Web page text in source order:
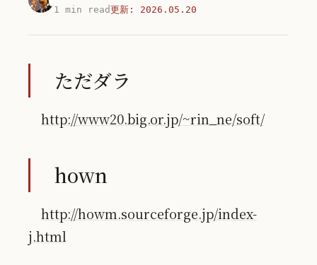
1 min read更新: 2026.05.20
ただダラ
http://www20.big.or.jp/~rin_ne/soft/
hown
http://howm.sourceforge.jp/index-
j.html